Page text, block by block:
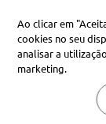
Procure no
Pesquisas mais
Ao clicar em
cookies no seu
analisar a
marketing.